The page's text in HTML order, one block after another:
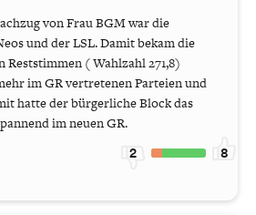
von Frau BGM war die
und der LSL. Damit bekam die
Reststimmen ( Wahlzahl 271,8)
im GR vertretenen Parteien und
hatte der bürgerliche Block das
im neuen GR.
2 8